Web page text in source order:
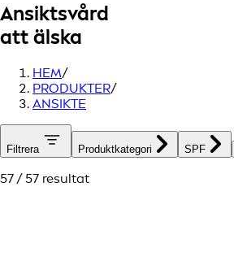
Ansiktsvård
att älska
HEM/
PRODUKTER/
ANSIKTE
Filtrera Produktkategori SPF
57 / 57 resultat